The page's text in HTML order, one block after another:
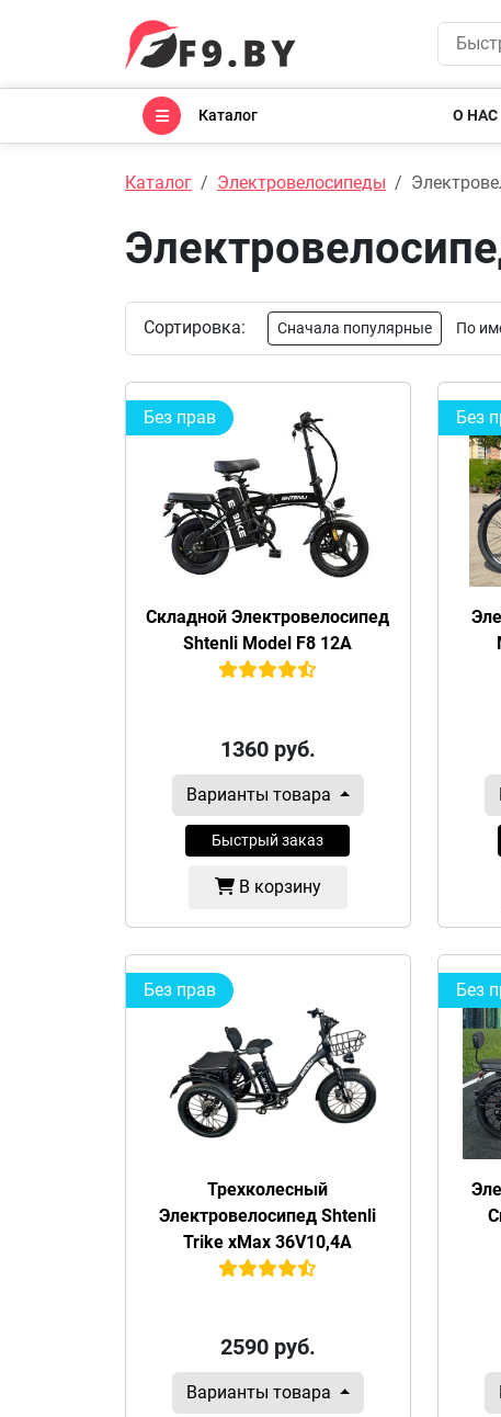
Каталог О НАС
Каталог Электровелосипеды
Сортировка: Сначала популярные По
Без прав
Складной Электровелосипед
Shtenli Model F8 12A
1360руб.
Варианты товара
Быстрый заказ
В корзину
Без
Без прав
Трехколесный
Электровелосипед Shtenli
Trike xMax 36V10,4A
2590руб.
Варианты товара
Без